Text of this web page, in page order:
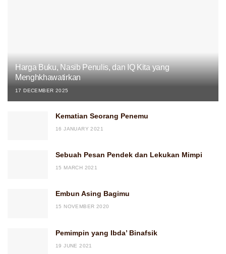
Harga Buku, Nasib Penulis, dan IQ Kita yang
Menghkhawatirkan
17 DECEMBER 2025
Kematian Seorang Penemu
16 JANUARY 2021
Sebuah Pesan Pendek dan Lekukan Mimpi
15 MARCH 2021
Embun Asing Bagimu
15 NOVEMBER 2020
Pemimpin yang Ibda’ Binafsik
19 JUNE 2021